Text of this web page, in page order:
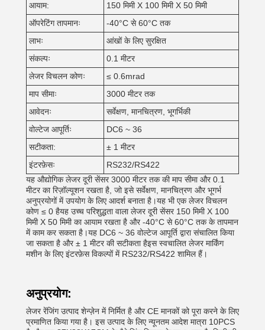
आयाम:
150 मिमी X 100 मिमी X 50 मिमी
ऑपरेटिंग तापमानः
-40°C से 60°C तक
लाभः
आंखों के लिए सुरक्षित
संकल्पः
0.1 मीटर
लेजर विचलन कोणः
≤ 0.6mrad
माप सीमाः
3000 मीटर तक
आवेदनः
सर्वेक्षण, मानचित्रण, भूगर्भिकी
वोल्टेज आपूर्तिः
DC6 ~ 36
सटीकता:
± 1 मीटर
इंटरफ़ेसः
RS232/RS422
यह औद्योगिक लेजर दूरी सेंसर 3000 मीटर तक की माप सीमा और 0.1
मीटर का रिज़ॉल्यूशन रखता है, जो इसे सर्वेक्षण, मानचित्रण और भूगर्भ
अनुप्रयोगों में उपयोग के लिए आदर्श बनाता है।यह भी एक लेजर विचलन
कोण ≤ 0 हैयह उच्च परिशुद्धता वाला लेजर दूरी सेंसर 150 मिमी X 100
मिमी X 50 मिमी का आयाम रखता है और -40°C से 60°C तक के तापमान
में काम कर सकता है।यह DC6 ~ 36 वोल्टेज आपूर्ति द्वारा संचालित किया
जा सकता है और ± 1 मीटर की सटीकता हैइस स्वचालित लेजर मार्किंग
मशीन के लिए इंटरफ़ेस विकल्पों में RS232/RS422 शामिल हैं।
अनुप्रयोग:
लेजर रेंजिंग उत्पाद शेन्ज़ेन में निर्मित है और CE मानकों को पूरा करने के लिए
प्रमाणित किया गया है। इस उत्पाद के लिए न्यूनतम आदेश मात्रा 10PCS